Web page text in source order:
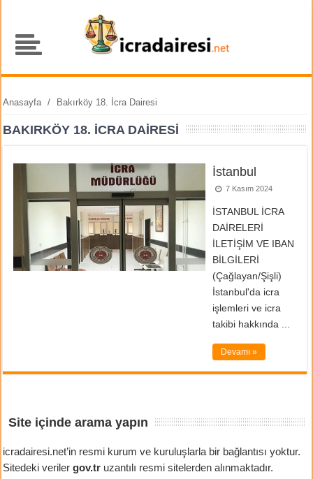
Anasayfa / Bakırköy 18. İcra Dairesi
BAKIRKÖY 18. İCRA DAIRESI
İstanbul
7 Kasım 2024
İSTANBUL İCRA
DAİRELERİ
İLETİŞİM VE IBAN
BİLGİLERİ
(Çağlayan/Şişli)
İstanbul'da icra
işlemleri ve icra
takibi hakkında ...
Devamı »
Site içinde arama yapın
icradairesi.net’in resmi kurum ve kuruluşlarla bir bağlantısı yoktur.
Sitedeki verilergov.tr uzantılı resmi sitelerden alınmaktadır.